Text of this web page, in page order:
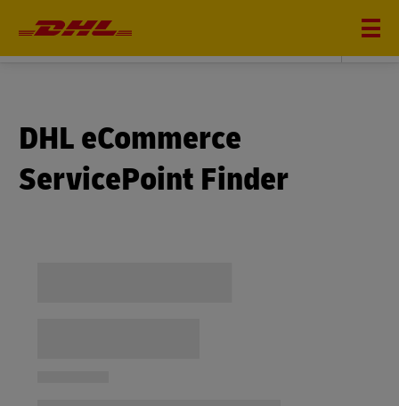
DHL eCommerce
DHL eCommerce
ServicePoint Finder